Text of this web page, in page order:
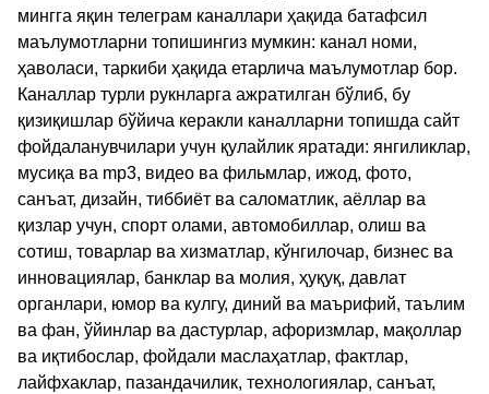
мингга яқин телеграм каналлари ҳақида батафсил
маълумотларни топишингиз мумкин: канал номи,
ҳаволаси, таркиби ҳақида етарлича маълумотлар бор.
Каналлар турли рукнларга ажратилган бўлиб, бу
қизиқишлар бўйича керакли каналларни топишда сайт
фойдаланувчилари учун қулайлик яратади: янгиликлар,
мусиқа ва mp3, видео ва фильмлар, ижод, фото,
санъат, дизайн, тиббиёт ва саломатлик, аёллар ва
қизлар учун, спорт олами, автомобиллар, олиш ва
сотиш, товарлар ва хизматлар, кўнгилочар, бизнес ва
инновациялар, банклар ва молия, ҳуқуқ, давлат
органлари, юмор ва кулгу, диний ва маърифий, таълим
ва фан, ўйинлар ва дастурлар, афоризмлар, мақоллар
ва иқтибослар, фойдали маслаҳатлар, фактлар,
лайфхаклар, пазандачилик, технологиялар, санъат,